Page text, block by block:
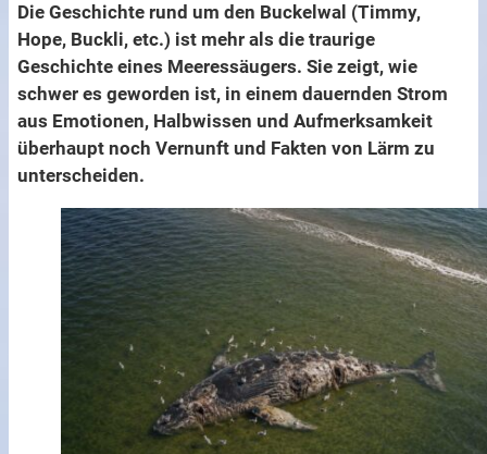
Die Geschichte rund um den Buckelwal (Timmy,
Hope, Buckli, etc.) ist mehr als die traurige
Geschichte eines Meeressäugers. Sie zeigt, wie
schwer es geworden ist, in einem dauernden Strom
aus Emotionen, Halbwissen und Aufmerksamkeit
überhaupt noch Vernunft und Fakten von Lärm zu
unterscheiden.